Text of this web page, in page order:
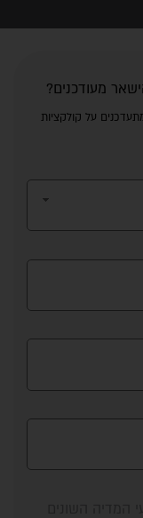
מעודכנים?
על קולקציות